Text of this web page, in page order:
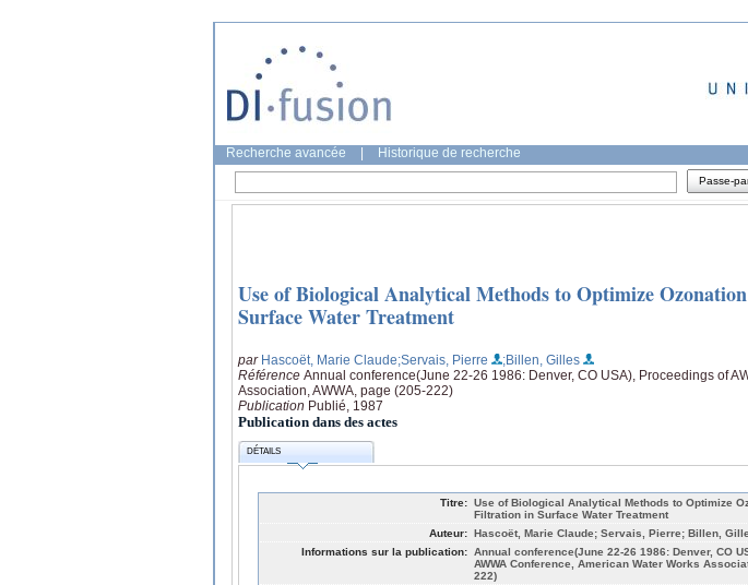
Recherche avancée Historique de recherche
Passe-
Use of Biological Analytical Methods to Optimize
Surface Water Treatment
par Hascoët, Marie Claude;Servais, Pierre
;Billen, Gilles
Référence Annual conference(June 22-26 1986: Denver, CO USA), Proceedings of
Association, AWWA, page (205-222)
Publication Publié, 1987
Publication dans des actes
DÉTAILS
Titre: Use of Biological Analytical Methods to Optimize
Filtration in Surface Water Treatment
Auteur: Hascoët, Marie Claude; Servais, Pierre; Billen,
Informations sur la publication: Annual conference(June 22-26 1986: Denver, CO
AWWA Conference, American Water Works
222)